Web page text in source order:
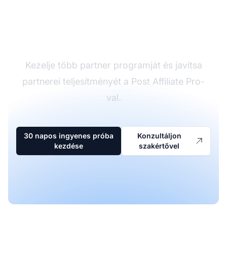
Kezelje több partner programját és javítsa
partnerei teljesítményét a Post Affiliate Pro-
val.
30 napos ingyenes próba
kezdése
Konzultáljon
szakértővel